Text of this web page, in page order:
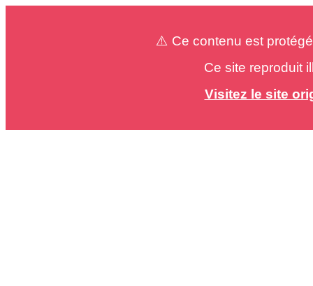
⚠️ Ce contenu est
Ce site reproduit
Visitez le site